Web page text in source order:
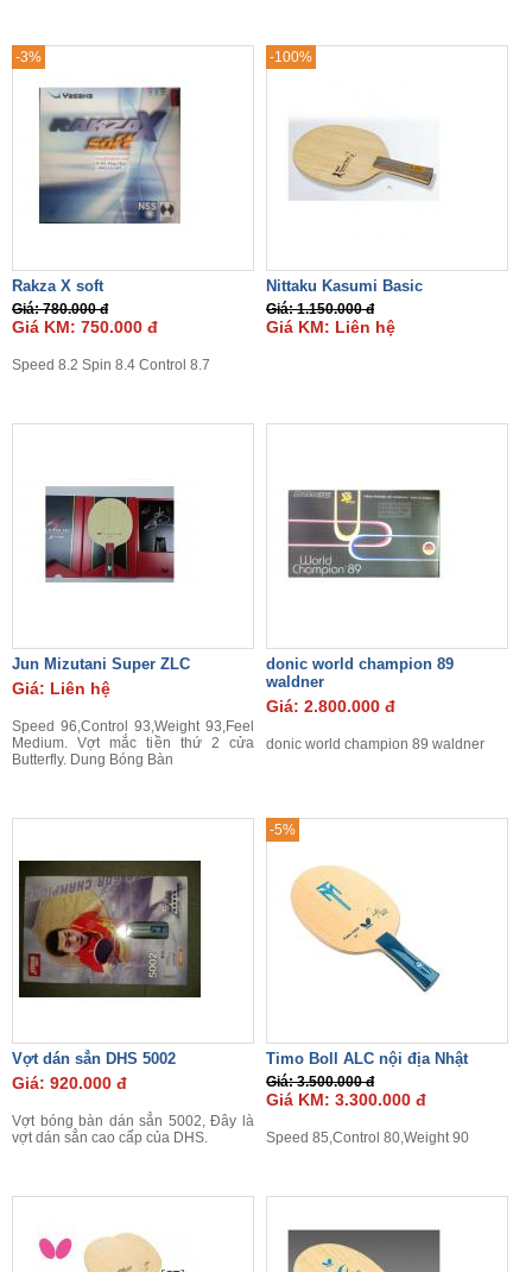
-3%
Rakza X soft
Giá: 780.000 đ
Giá KM: 750.000 đ
Speed 8.2 Spin 8.4 Control 8.7
-100%
Nittaku Kasumi Basic
Giá: 1.150.000 đ
Giá KM: Liên hệ
Jun Mizutani Super ZLC
Giá: Liên hệ
Speed 96,Control 93,Weight 93,Feel
Medium. Vợt mắc tiền thứ 2 cửa
Butterfly. Dung Bóng Bàn
donic world champion 89
waldner
Giá: 2.800.000 đ
donic world champion 89 waldner
Vợt dán sẳn DHS 5002
Giá: 920.000 đ
Vợt bóng bàn dán sẳn 5002, Đây là
vợt dán sẳn cao cấp của DHS.
-5%
Timo Boll ALC nội địa Nhật
Giá: 3.500.000 đ
Giá KM: 3.300.000 đ
Speed 85,Control 80,Weight 90